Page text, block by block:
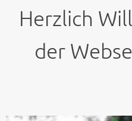
Herzlich
der